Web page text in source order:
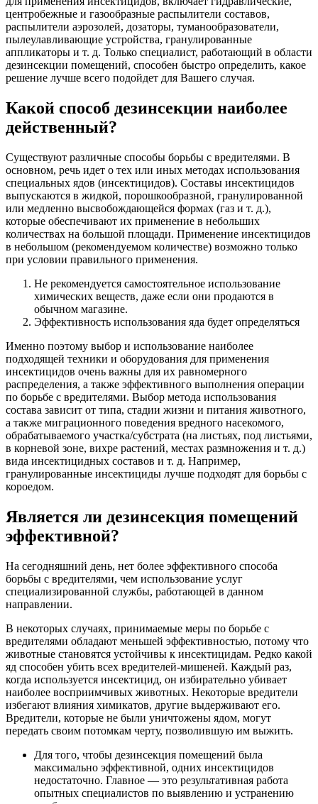
центробежные и газообразные распылители составов,
распылители аэрозолей, дозаторы, туманообразователи,
пылеулавливающие устройства, гранулированные
аппликаторы и т. д. Только специалист, работающий в области
дезинсекции помещений, способен быстро определить, какое
решение лучше всего подойдет для Вашего случая.
Какой способ дезинсекции наиболее
действенный?
Существуют различные способы борьбы с вредителями. В
основном, речь идет о тех или иных методах использования
специальных ядов (инсектицидов). Составы инсектицидов
выпускаются в жидкой, порошкообразной, гранулированной
или медленно высвобождающейся формах (газ и т. д.),
которые обеспечивают их применение в небольших
количествах на большой площади. Применение инсектицидов
в небольшом (рекомендуемом количестве) возможно только
при условии правильного применения.
Не рекомендуется самостоятельное использование
химических веществ, даже если они продаются в
обычном магазине.
Эффективность использования яда будет определяться
Именно поэтому выбор и использование наиболее
подходящей техники и оборудования для применения
инсектицидов очень важны для их равномерного
распределения, а также эффективного выполнения операции
по борьбе с вредителями. Выбор метода использования
состава зависит от типа, стадии жизни и питания животного,
а также миграционного поведения вредного насекомого,
обрабатываемого участка/субстрата (на листьях, под листьями,
в корневой зоне, вихре растений, местах размножения и т. д.)
вида инсектицидных составов и т. д. Например,
гранулированные инсектициды лучше подходят для борьбы с
короедом.
Является ли дезинсекция помещений
эффективной?
На сегодняшний день, нет более эффективного способа
борьбы с вредителями, чем использование услуг
специализированной службы, работающей в данном
направлении.
В некоторых случаях, принимаемые меры по борьбе с
вредителями обладают меньшей эффективностью, потому что
животные становятся устойчивы к инсектицидам. Редко какой
яд способен убить всех вредителей-мишеней. Каждый раз,
когда используется инсектицид, он избирательно убивает
наиболее восприимчивых животных. Некоторые вредители
избегают влияния химикатов, другие выдерживают его.
Вредители, которые не были уничтожены ядом, могут
передать своим потомкам черту, позволившую им выжить.
Для того, чтобы дезинсекция помещений была
максимально эффективной, одних инсектицидов
недостаточно. Главное — это результативная работа
опытных специалистов по выявлению и устранению